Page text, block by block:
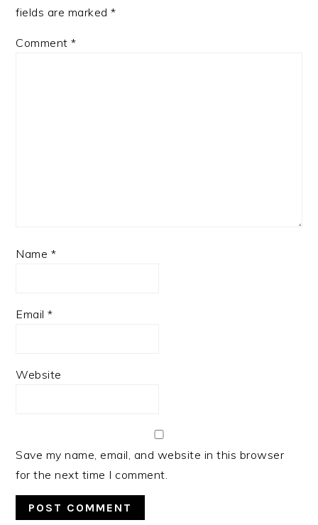
fields are marked*
Comment*
Name *
Email*
Website
Save my name, email, and website in this browser
for the next time I comment.